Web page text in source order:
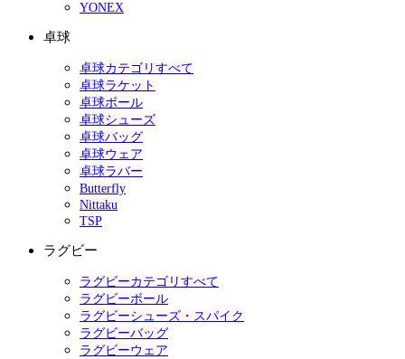
YONEX
卓球
卓球カテゴリすべて
卓球ラケット
卓球ボール
卓球シューズ
卓球バッグ
卓球ウェア
卓球ラバー
Butterfly
Nittaku
TSP
ラグビー
ラグビーカテゴリすべて
ラグビーボール
ラグビーシューズ・スパイク
ラグビーバッグ
ラグビーウェア